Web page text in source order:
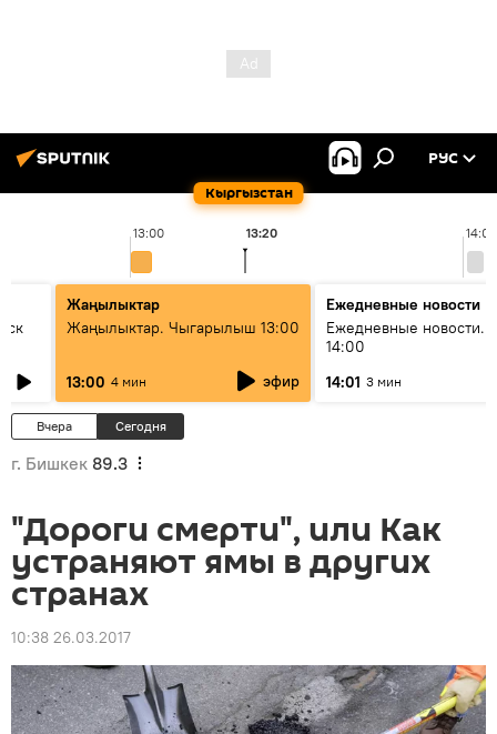
Кыргызстан
РУС
13:00 14:00
13:20
Жаңылыктар
Жаңылыктар. Чыгарылыш 13:00
13:00 4 мин эфир
Ежедневные новости
Ежедневные новости.
14:00
14:01 3 мин
Вчера Сегодня
г. Бишкек 89.3
"Дороги смерти", или Как
устраняют ямы в других
странах
10:38 26.03.2017